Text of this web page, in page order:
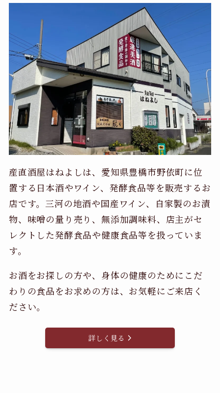
産直酒屋はねよしは、愛知県豊橋市野依町に位
置する日本酒やワイン、発酵食品等を販売するお
店です。三河の地酒や国産ワイン、自家製のお漬
物、味噌の量り売り、無添加調味料、店主がセ
レクトした発酵食品や健康食品等を扱っていま
す。
お酒をお探しの方や、身体の健康のためにこだ
わりの食品をお求めの方は、お気軽にご来店く
ださい。
詳しく見る